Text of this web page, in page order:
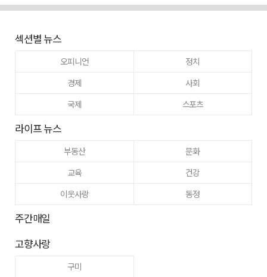
섹션별 뉴스
오피니언
정치
경제
사회
국제
스포츠
라이프 뉴스
부동산
문화
교육
건강
이웃사랑
동정
주간매일
고향사랑
구미